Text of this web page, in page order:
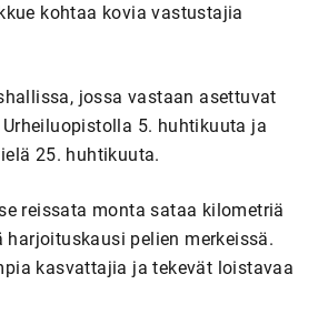
kohtaa kovia vastustajia
jossa vastaan asettuvat
5. huhtikuuta ja
25. huhtikuuta.
reissata monta sataa kilometriä
pelien merkeissä.
kasvattajia ja tekevät loistavaa